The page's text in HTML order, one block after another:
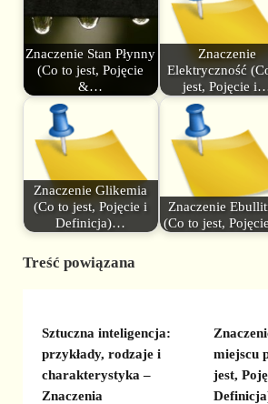
Znaczenie Stan Płynny
(Co to jest, Pojęcie
&…
Znaczenie
Elektryczność
jest, Pojęcie
Znaczenie Glikemia
(Co to jest, Pojęcie i
Definicja)…
Znaczenie
(Co to jest,
Treść powiązana
Sztuczna inteligencja:
przykłady, rodzaje i
charakterystyka –
Znaczenia
miejscu
jest,